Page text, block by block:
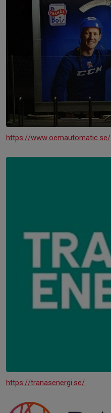
https://www.oemautomatic.se/
https://tranasenergi.se/